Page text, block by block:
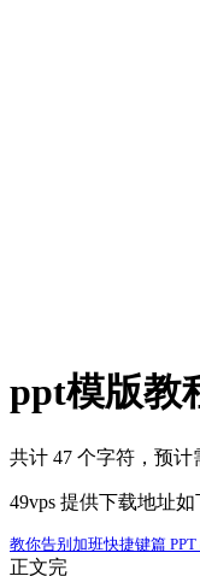
ppt模版教
共计 47 个字符，预计
49vps 提供下载地址
教你告别加班快捷键篇 PPT
正文完